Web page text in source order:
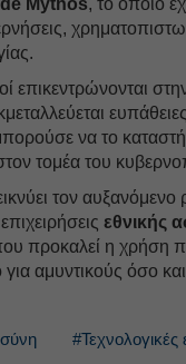
Mythos, το οποίο
επικεντρώνονται
να το
τομέα του
τον αυξανόμενο
εθνικής
προκαλεί η χρήση
αμυντικούς όσο και
#Τεχνολογικές